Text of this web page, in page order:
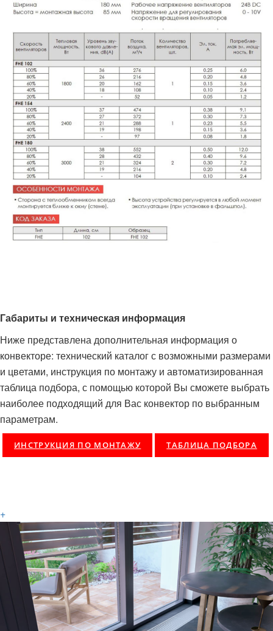
Габариты и техническая информация
Ниже представлена дополнительная информация о
конвекторе: технический каталог с возможными размерами
и цветами, инструкция по монтажу и автоматизированная
таблица подбора, с помощью которой Вы сможете выбрать
наиболее подходящий для Вас конвектор по выбранным
параметрам.
ИНСТРУКЦИЯ ПО МОНТАЖУ ТАБЛИЦА ПОДБОРА
+